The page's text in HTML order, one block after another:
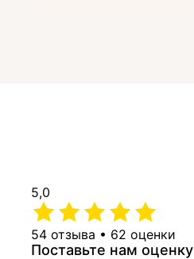
5,0
54 отзыва • 62 оценки
Поставьте нам оценку